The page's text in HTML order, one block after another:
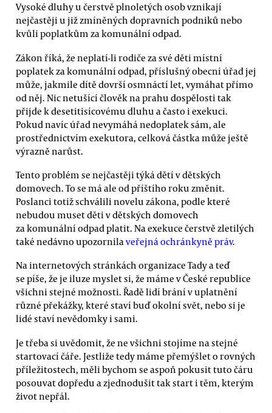
Vysoké dluhy u čerstvě plnoletých osob vznikají
nejčastěji u již zmíněných dopravních podniků nebo
kvůli poplatkům za komunální odpad.
Zákon říká, že neplatí-li rodiče za své děti místní
poplatek za komunální odpad, příslušný obecní úřad jej
může, jakmile dítě dovrší osmnáctí let, vymáhat přímo
od něj. Nic netušící člověk na prahu dospělosti tak
přijde k desetitisícovému dluhu a často i exekuci.
Pokud navíc úřad nevymáhá nedoplatek sám, ale
prostřednictvím exekutora, celková částka může ještě
výrazně narůst.
Tento problém se nejčastěji týká dětí v dětských
domovech. To se má ale od příštího roku změnit.
Poslanci totiž schválili novelu zákona, podle které
nebudou muset děti v dětských domovech
za komunální odpad platit. Na exekuce čerstvě zletilých
také nedávno upozornilaveřejná ochránkyně práv.
Na internetových stránkách organizace Tady a teď
se píše, že je iluze myslet si, že máme v České republice
všichni stejné možnosti. Řadě lidí brání v uplatnění
různé překážky, které staví buď okolní svět, nebo si je
lidé staví nevědomky i sami.
Je třeba si uvědomit, že ne všichni stojíme na stejné
startovací čáře. Jestliže tedy máme přemýšlet o rovných
příležitostech, měli bychom se aspoň pokusit tuto čáru
posouvat dopředu a zjednodušit tak start i těm, kterým
život nepřál.